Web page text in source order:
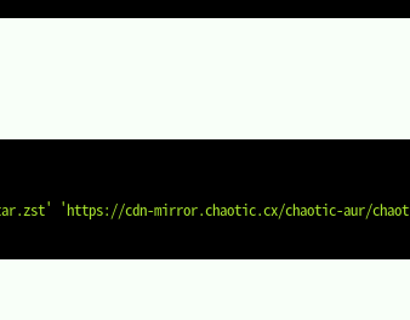
'https://cdn-mirror.chaotic.cx/chaotic-aur/